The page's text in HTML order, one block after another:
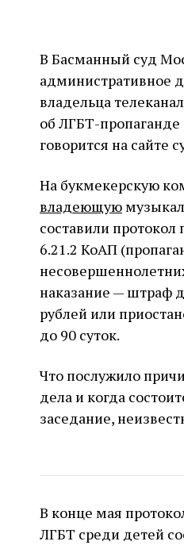
В Басманный суд
административное
владельца
об ЛГБТ-
говорится на сайте
На букмекерскую
владеющую
составили протокол
6.21.2 КоАП
наказание — штраф
рублей или
до 90 суток.
Что послужило
дела и когда
заседание,
В конце мая
ЛГБТ среди детей